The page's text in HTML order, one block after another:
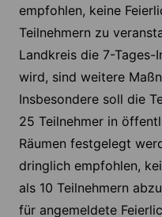
empfohlen, keine
Teilnehmern zu
Landkreis die 7-
wird, sind weitere
Insbesondere soll die
25 Teilnehmer in
Räumen festgelegt
dringlich empfohlen,
als 10 Teilnehmern
für angemeldete